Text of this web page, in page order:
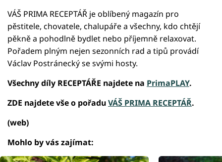
VÁŠ PRIMA RECEPTÁŘ je oblíbený magazín pro
pěstitele, chovatele, chalupáře a všechny, kdo chtějí
pěkně a pohodlně bydlet nebo příjemně relaxovat.
Pořadem plným nejen sezonních rad a tipů provádí
Václav Postránecký se svými hosty.
Všechny díly RECEPTÁŘE najdete na PrimaPLAY.
ZDE najdete vše o pořaduVÁŠ PRIMA RECEPTÁŘ.
(web)
Mohlo by vás zajímat: